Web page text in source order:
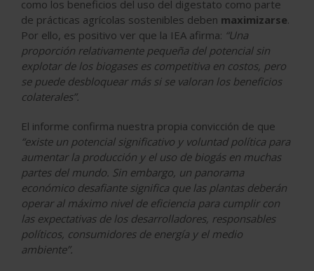
como los beneficios del uso del digestato como parte
de prácticas agrícolas sostenibles deben maximizarse.
Por ello, es positivo ver que la IEA afirma: “Una
proporción relativamente pequeña del potencial sin
explotar de los biogases es competitiva en costos, pero
se puede desbloquear más si se valoran los beneficios
colaterales”.
El informe confirma nuestra propia convicción de que
“existe un potencial significativo y voluntad política para
aumentar la producción y el uso de biogás en muchas
partes del mundo. Sin embargo, un panorama
económico desafiante significa que las plantas deberán
operar al máximo nivel de eficiencia para cumplir con
las expectativas de los desarrolladores, responsables
políticos, consumidores de energía y el medio
ambiente”.